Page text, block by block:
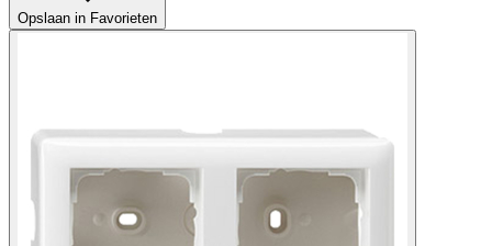
Opslaan in Favorieten